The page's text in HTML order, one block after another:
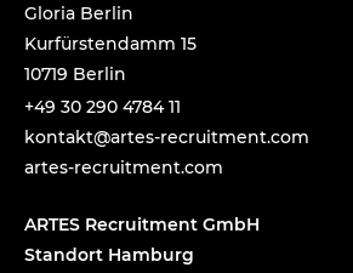
Gloria Berlin
Kurfürstendamm 15
10719 Berlin
+49 30 290 4784 11
moc.t
nemti
urcer
-setr
a@tka
tnok
artes-recruitment.com
ARTES Recruitment GmbH
Standort Hamburg